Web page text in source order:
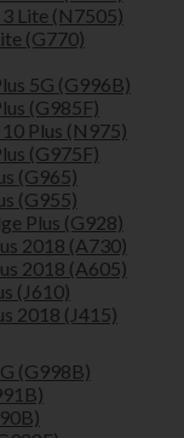
Lite (N7505)
(G770)
5G (G996B)
(G985F)
Plus (N975)
(G975F)
(G965)
(G955)
Plus (G928)
2018 (A730)
2018 (A605)
(J610)
2018 (J415)
(G998B)